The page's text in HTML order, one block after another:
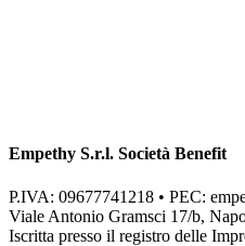
Empethy S.r.l. Società Benefit
P.IVA: 09677741218 • PEC:
Viale Antonio Gramsci 17/b,
Iscritta presso il registro delle